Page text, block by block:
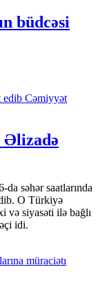
büdcəsi
Cəmiyyət
Əlizadə
səhər saatlarında
O Türkiyə
və siyasəti ilə bağlı
idi.